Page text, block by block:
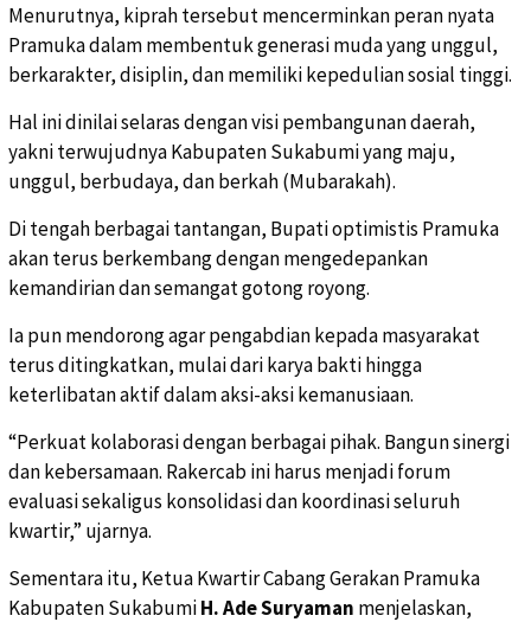
Menurutnya, kiprah tersebut mencerminkan peran nyata
Pramuka dalam membentuk generasi muda yang unggul,
berkarakter, disiplin, dan memiliki kepedulian sosial tinggi.
Hal ini dinilai selaras dengan visi pembangunan daerah,
yakni terwujudnya Kabupaten Sukabumi yang maju,
unggul, berbudaya, dan berkah (Mubarakah).
Di tengah berbagai tantangan, Bupati optimistis Pramuka
akan terus berkembang dengan mengedepankan
kemandirian dan semangat gotong royong.
Ia pun mendorong agar pengabdian kepada masyarakat
terus ditingkatkan, mulai dari karya bakti hingga
keterlibatan aktif dalam aksi-aksi kemanusiaan.
“Perkuat kolaborasi dengan berbagai pihak. Bangun sinergi
dan kebersamaan. Rakercab ini harus menjadi forum
evaluasi sekaligus konsolidasi dan koordinasi seluruh
kwartir,” ujarnya.
Sementara itu, Ketua Kwartir Cabang Gerakan Pramuka
Kabupaten SukabumiH. Ade Suryaman menjelaskan,